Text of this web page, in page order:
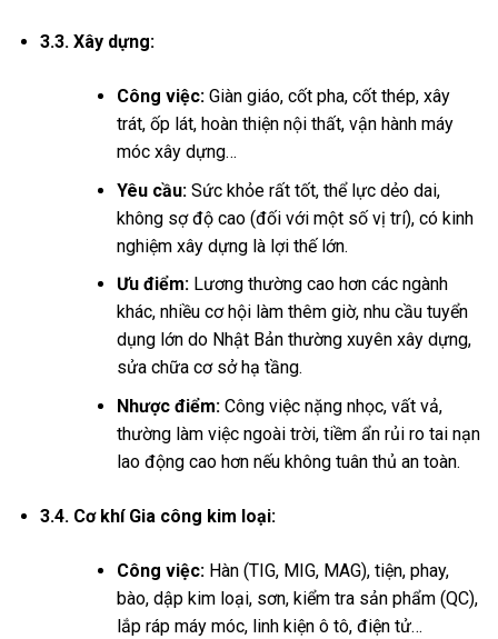
3.3. Xây dựng:
Công việc:Giàn giáo, cốt pha, cốt thép, xây
trát, ốp lát, hoàn thiện nội thất, vận hành máy
móc xây dựng…
Yêu cầu:Sức khỏe rất tốt, thể lực dẻo dai,
không sợ độ cao (đối với một số vị trí), có kinh
nghiệm xây dựng là lợi thế lớn.
Ưu điểm:Lương thường cao hơn các ngành
khác, nhiều cơ hội làm thêm giờ, nhu cầu tuyển
dụng lớn do Nhật Bản thường xuyên xây dựng,
sửa chữa cơ sở hạ tầng.
Nhược điểm:Công việc nặng nhọc, vất vả,
thường làm việc ngoài trời, tiềm ẩn rủi ro tai nạn
lao động cao hơn nếu không tuân thủ an toàn.
3.4. Cơ khí Gia công kim loại:
Công việc:Hàn (TIG, MIG, MAG), tiện, phay,
bào, dập kim loại, sơn, kiểm tra sản phẩm (QC),
lắp ráp máy móc, linh kiện ô tô, điện tử…